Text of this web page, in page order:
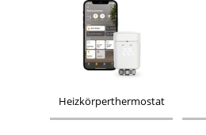
Heizkörperthermostat